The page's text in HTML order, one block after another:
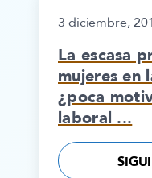
3 diciembre,
La escasa
mujeres en
¿poca
laboral ...